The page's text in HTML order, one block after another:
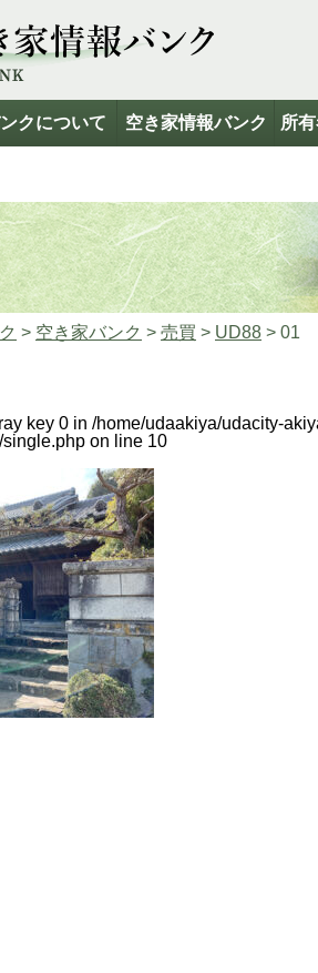
クについて 空き家情報バンク 所
> 空き家バンク > 売買 > UD88 > 01
key 0 in /home/udaakiya/udacity-
on line 10